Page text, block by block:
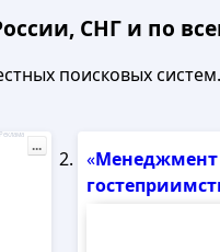
СНГ и по
поисковых
Реклама
...
«Менеджмент